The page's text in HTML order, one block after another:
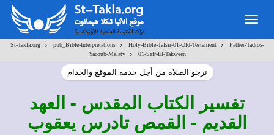
St-Takla.org> pub_Bible-Interpretations> Holy-Bible-Tafsir-01-Old-Testament>
Father-Tadros-
Yacoub-Malaty> 01-Sefr-El-Takween
نرجو الصلاة من أجل خدمة الموقع والخدام
تفسير الكتاب المقدس - العهد
القديم - القمص تادرس يعقوب